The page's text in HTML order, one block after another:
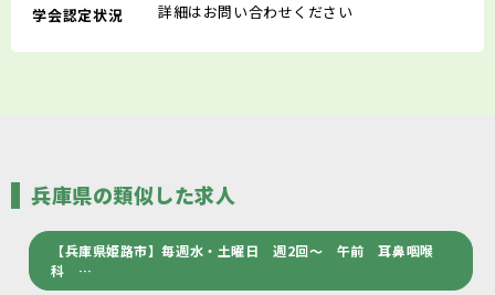
学会認定状況 詳細はお問い合わせください
兵庫県の類似した求人
【兵庫県姫路市】毎週水・土曜日 週2回～ 午前 耳鼻咽喉
科 …